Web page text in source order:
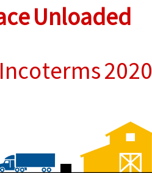
Incoterms 2020 (نام محل مورد نظر) DPU